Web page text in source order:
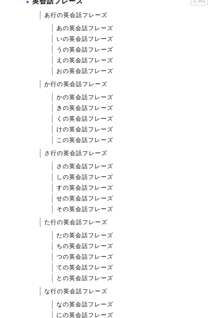
あ行の英会話フレーズ
あの英会話フレーズ
いの英会話フレーズ
うの英会話フレーズ
えの英会話フレーズ
おの英会話フレーズ
か行の英会話フレーズ
かの英会話フレーズ
きの英会話フレーズ
くの英会話フレーズ
けの英会話フレーズ
この英会話フレーズ
さ行の英会話フレーズ
さの英会話フレーズ
しの英会話フレーズ
すの英会話フレーズ
せの英会話フレーズ
その英会話フレーズ
た行の英会話フレーズ
たの英会話フレーズ
ちの英会話フレーズ
つの英会話フレーズ
ての英会話フレーズ
との英会話フレーズ
な行の英会話フレーズ
なの英会話フレーズ
にの英会話フレーズ